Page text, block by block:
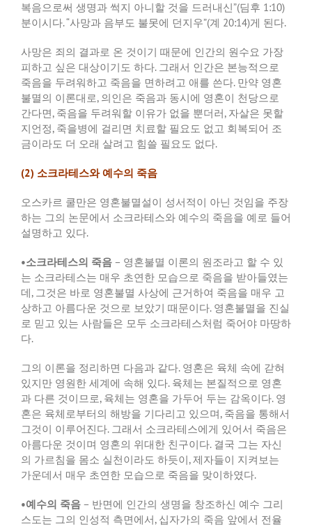
복음으로써 생명과 썩지 아니할 것을 드러내신”(딤후 1:10)
분이시다. “사망과 음부도 불못에 던지우”(계 20:14)게 된다.
사망은 죄의 결과로 온 것이기 때문에 인간의 원수요 가장
피하고 싶은 대상이기도 하다. 그래서 인간은 본능적으로
죽음을 두려워하고 죽음을 면하려고 애를 쓴다. 만약 영혼
불멸의 이론대로, 의인은 죽음과 동시에 영혼이 천당으로
간다면, 죽음을 두려워할 이유가 없을 뿐더러, 자살은 못할
지언정, 죽을병에 걸리면 치료할 필요도 없고 회복되어 조
금이라도 더 오래 살려고 힘쓸 필요도 없다.
(2) 소크라테스와 예수의 죽음
오스카르 쿨만은 영혼불멸설이 성서적이 아닌 것임을 주장
하는 그의 논문에서 소크라테스와 예수의 죽음을 예로 들어
설명하고 있다.
•소크라테스의 죽음 – 영혼불멸 이론의 원조라고 할 수 있
는 소크라테스는 매우 초연한 모습으로 죽음을 받아들였는
데, 그것은 바로 영혼불멸 사상에 근거하여 죽음을 매우 고
상하고 아름다운 것으로 보았기 때문이다. 영혼불멸을 진실
로 믿고 있는 사람들은 모두 소크라테스처럼 죽어야 마땅하
다.
그의 이론을 정리하면 다음과 같다. 영혼은 육체 속에 갇혀
있지만 영원한 세계에 속해 있다. 육체는 본질적으로 영혼
과 다른 것이므로, 육체는 영혼을 가두어 두는 감옥이다. 영
혼은 육체로부터의 해방을 기다리고 있으며, 죽음을 통해서
그것이 이루어진다. 그래서 소크라테스에게 있어서 죽음은
아름다운 것이며 영혼의 위대한 친구이다. 결국 그는 자신
의 가르침을 몸소 실천이라도 하듯이,제자들이 지켜보는
가운데서 매우 초연한 모습으로 죽음을 맞이하였다.
•예수의 죽음 – 반면에 인간의 생명을 창조하신 예수 그리
스도는 그의 인성적 측면에서, 십자가의 죽음 앞에서 전율